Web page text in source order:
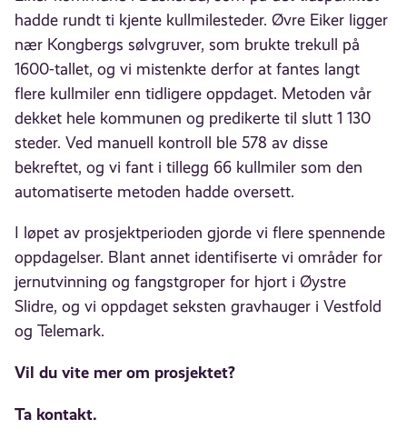
hadde rundt ti kjente kullmilesteder. Øvre Eiker ligger
nær Kongbergs sølvgruver, som brukte trekull på
1600-tallet, og vi mistenkte derfor at fantes langt
flere kullmiler enn tidligere oppdaget. Metoden vår
dekket hele kommunen og predikerte til slutt 1 130
steder. Ved manuell kontroll ble 578 av disse
bekreftet, og vi fant i tillegg 66 kullmiler som den
automatiserte metoden hadde oversett.
I løpet av prosjektperioden gjorde vi flere spennende
oppdagelser. Blant annet identifiserte vi områder for
jernutvinning og fangstgroper for hjort i Øystre
Slidre, og vi oppdaget seksten gravhauger i Vestfold
og Telemark.
Vil du vite mer om prosjektet?
Ta kontakt.